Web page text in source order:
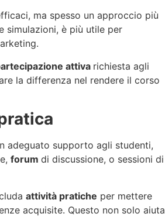
ma spesso un approccio più
simulazioni, è più utile per
attiva richiesta agli
la differenza nel rendere il corso
adeguato supporto agli studenti,
forum di discussione, o sessioni di
attività pratiche per mettere
acquisite. Questo non solo aiuta